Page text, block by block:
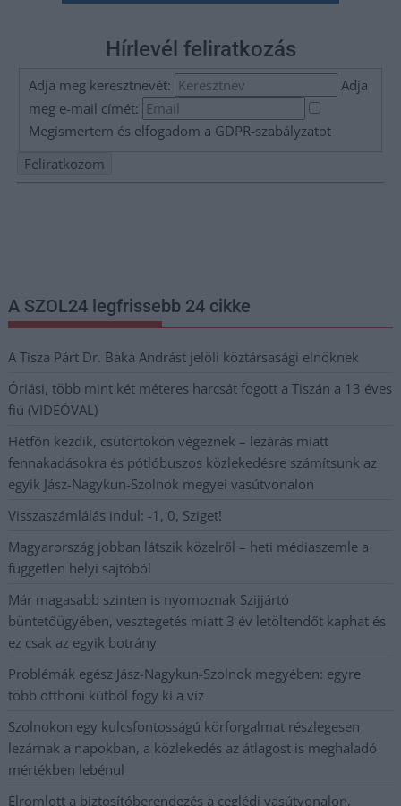
Hírlevél feliratkozás
Adja meg keresztnevét:
Adja
meg e-mail címét:
Megismertem és elfogadom a GDPR-szabályzatot
A SZOL24 legfrissebb 24 cikke
A Tisza Párt Dr. Baka Andrást jelöli köztársasági elnöknek
Óriási, több mint két méteres harcsát fogott a Tiszán a 13 éves
fiú (VIDEÓVAL)
Hétfőn kezdik, csütörtökön végeznek – lezárás miatt
fennakadásokra és pótlóbuszos közlekedésre számítsunk az
egyik Jász-Nagykun-Szolnok megyei vasútvonalon
Visszaszámlálás indul: -1, 0, Sziget!
Magyarország jobban látszik közelről – heti médiaszemle a
független helyi sajtóból
Már magasabb szinten is nyomoznak Szijjártó
büntetőügyében, vesztegetés miatt 3 év letöltendőt kaphat és
ez csak az egyik botrány
Problémák egész Jász-Nagykun-Szolnok megyében: egyre
több otthoni kútból fogy ki a víz
Szolnokon egy kulcsfontosságú körforgalmat részlegesen
lezárnak a napokban, a közlekedés az átlagost is meghaladó
mértékben lebénul
Elromlott a biztosítóberendezés a ceglédi vasútvonalon,